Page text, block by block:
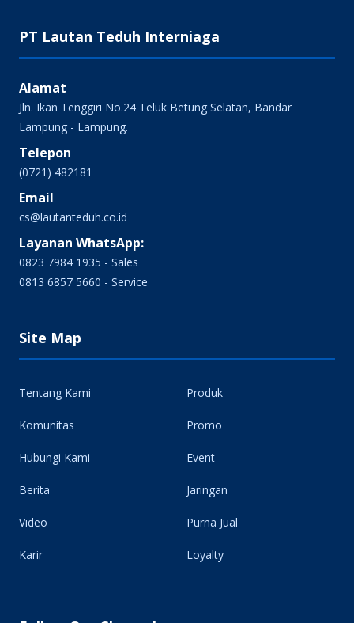
PT Lautan Teduh Interniaga
Alamat
Jln. Ikan Tenggiri No.24 Teluk Betung Selatan, Bandar
Lampung - Lampung.
Telepon
(0721) 482181
Email
cs@lautanteduh.co.id
Layanan WhatsApp:
0823 7984 1935 - Sales
0813 6857 5660 - Service
Site Map
Tentang Kami
Komunitas
Hubungi Kami
Berita
Video
Karir
Produk
Promo
Event
Jaringan
Purna Jual
Loyalty